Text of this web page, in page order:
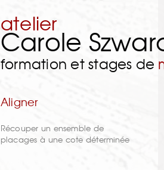
atelier
Carole
formation et stages de
Aligner
Récouper un ensemble de
placages à une cote déterminée